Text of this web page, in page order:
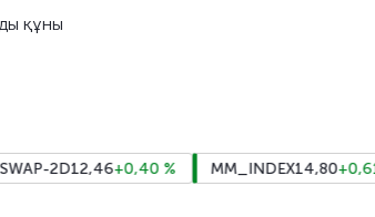
құны
2D12,46+0,40% MM_INDEX14,80+0,61%